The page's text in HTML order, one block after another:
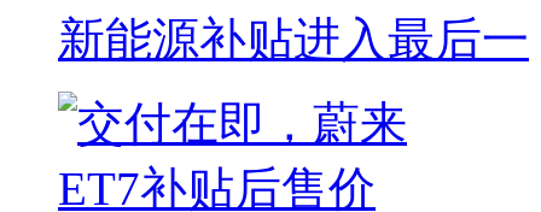
新能源补贴进入最后一